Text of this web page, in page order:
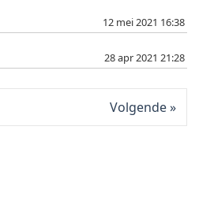
12 mei 2021 16:38
28 apr 2021 21:28
Volgende